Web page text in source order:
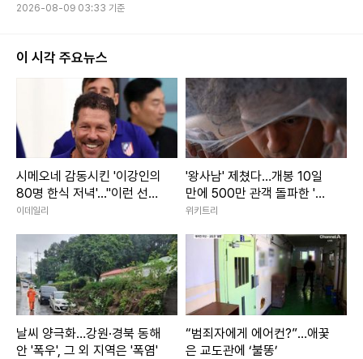
2026-08-09 03:33 기준
이 시각 주요뉴스
시메오네 감동시킨 '이강인의
80명 한식 저녁'..."이런 선수
필요했다"
이데일리
'왕사남' 제쳤다…개봉 10일
만에 500만 관객 돌파한 '대
작 영화'
위키트리
날씨 양극화…강원·경북 동해
안 '폭우', 그 외 지역은 '폭염'
“범죄자에게 에어컨?”…애꿎
은 교도관에 ‘불똥’